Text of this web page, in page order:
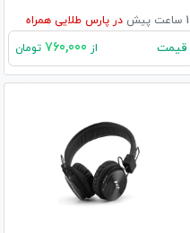
1 ساعت پیش در پارس طلایی همراه
قیمت از تومان